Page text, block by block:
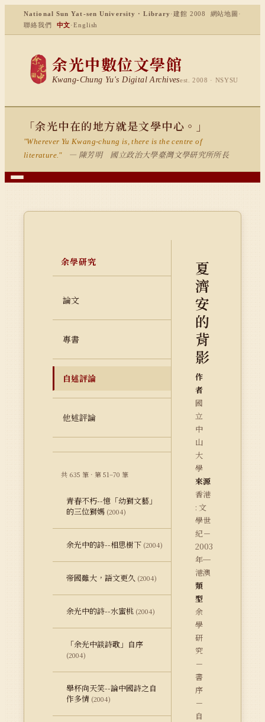
National Sun Yat-sen University · Library ·建館 2008 網站地圖 ·
聯絡我們
中文·English
余光中數位文學館
Kwang-Chung Yu's Digital Archivesest. 2008 · NSYSU
「余光中在的地方就是文學中心。」
"Wherever Yu Kwang-chung is, there is the centre of
literature."
— 陳芳明 國立政治大學臺灣文學研究所所長
余學研究
論文
專書
自述評論
他述評論
共 635 筆 · 第 51–70 筆
青春不朽--憶「幼獅文藝」
的三位獅媽 (2004)
余光中的詩--相思樹下 (2004)
帝國雖大，語文更久 (2004)
余光中的詩--水蜜桃 (2004)
「余光中談詩歌」自序
(2004)
舉杯向天笑--論中國詩之自
作多情 (2004)
夏
濟
安
的
背
影
作
者
國
立
中
山
大
學
來源
香港
: 文
學世
紀－
2003
年─
港澳
類
型
余
學
研
究
－
書
序
－
自